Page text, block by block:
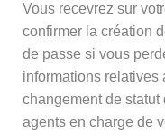
Vous recevrez sur
confirmer la création
de passe si vous
informations relatives
changement de
agents en charge de